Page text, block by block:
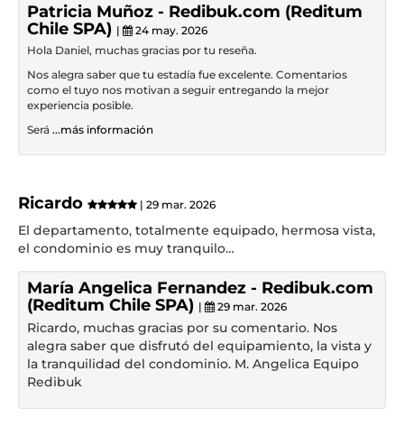
Patricia Muñoz - Redibuk.com (Reditum
Chile SPA) |
24 may. 2026
Hola Daniel, muchas gracias por tu reseña.
Nos alegra saber que tu estadía fue excelente. Comentarios
como el tuyo nos motivan a seguir entregando la mejor
experiencia posible.
Será ...más información
Ricardo | 29 mar. 2026
El departamento, totalmente equipado, hermosa vista,
el condominio es muy tranquilo…
María Angelica Fernandez - Redibuk.com
(Reditum Chile SPA) | 29 mar. 2026
Ricardo, muchas gracias por su comentario. Nos
alegra saber que disfrutó del equipamiento, la vista y
la tranquilidad del condominio. M. Angelica Equipo
Redibuk